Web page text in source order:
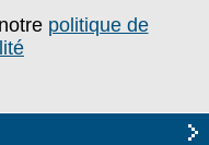
politique de